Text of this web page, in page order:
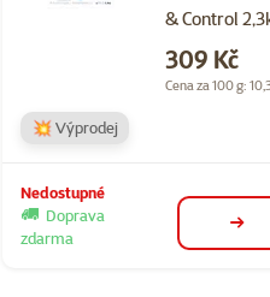
& Control
Cena
309 Kč
Cena za 100 g:
💥 Výprodej
Nedostupné
Doprava
zdarma